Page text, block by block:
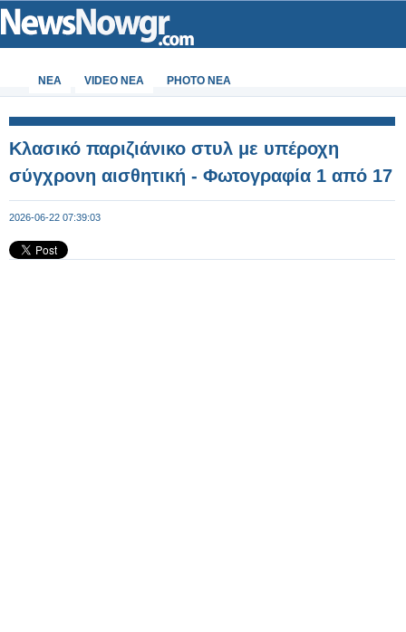
ΝΕΑ VIDEO NEA PHOTO NEA
Κλασικό παριζιάνικο στυλ με υπέροχη
σύγχρονη αισθητική - Φωτογραφία 1 από 17
2026-06-22 07:39:03